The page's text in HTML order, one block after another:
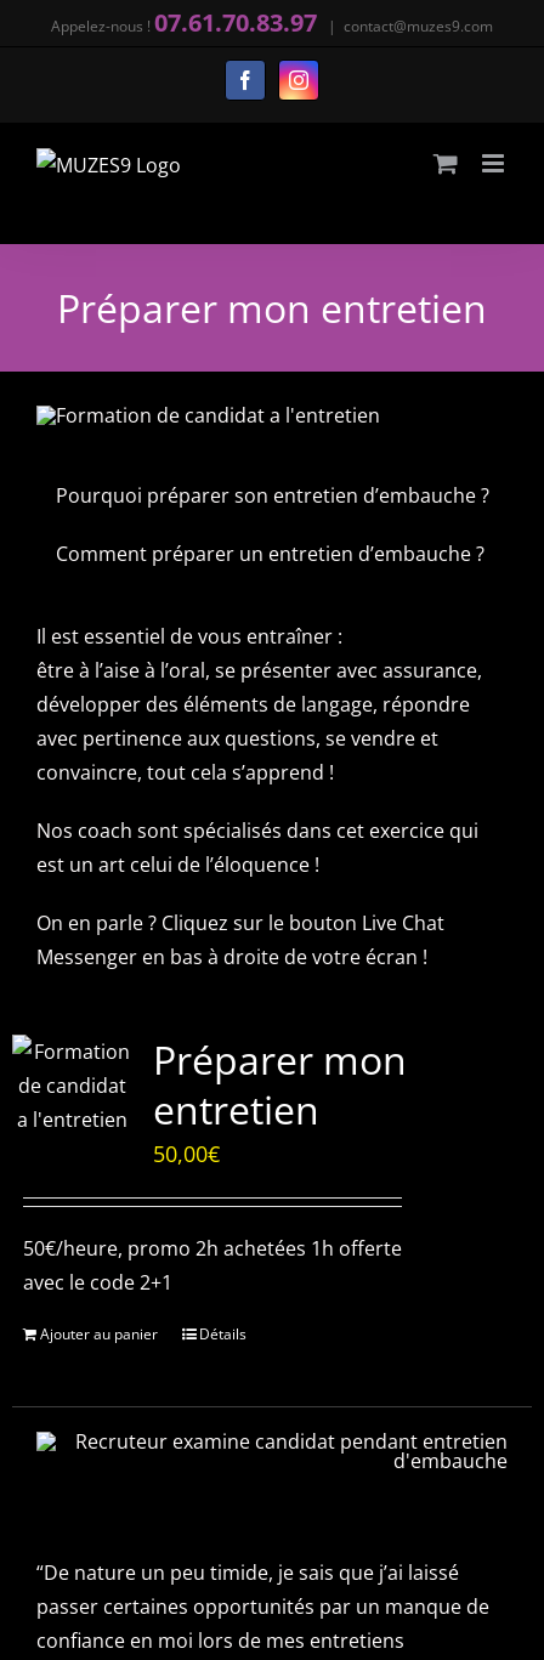
PasserAppelez-nous ! 07.61.70.83.97 | contact@muzes9.com
FacebookInstagram
Préparer mon entretien
Pourquoi préparer son entretien d’embauche ?
Comment préparer un entretien d’embauche ?
Il est essentiel de vous entraîner :
être à l’aise à l’oral, se présenter avec assurance,
développer des éléments de langage, répondre
avec pertinence aux questions, se vendre et
convaincre, tout cela s’apprend !
Nos coach sont spécialisés dans cet exercice qui
est un art celui de l’éloquence !
On en parle ? Cliquez sur le bouton Live Chat
Messenger en bas à droite de votre écran !
Préparer mon
entretien
50,00€
50€/heure, promo 2h achetées 1h offerte
avec le code 2+1
Ajouter au panier Détails
“De nature un peu timide, je sais que j’ai laissé
passer certaines opportunités par un manque de
confiance en moi lors de mes entretiens